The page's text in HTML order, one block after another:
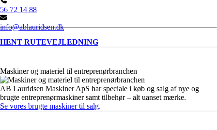
56 72 14 88
info@ablauridsen.dk
HENT RUTEVEJLEDNING
Maskiner og materiel til entreprenørbranchen
AB Lauridsen Maskiner ApS har speciale i køb og salg af nye og
brugte entreprenørmaskiner samt tilbehør – alt uanset mærke.
Se vores brugte maskiner til salg.